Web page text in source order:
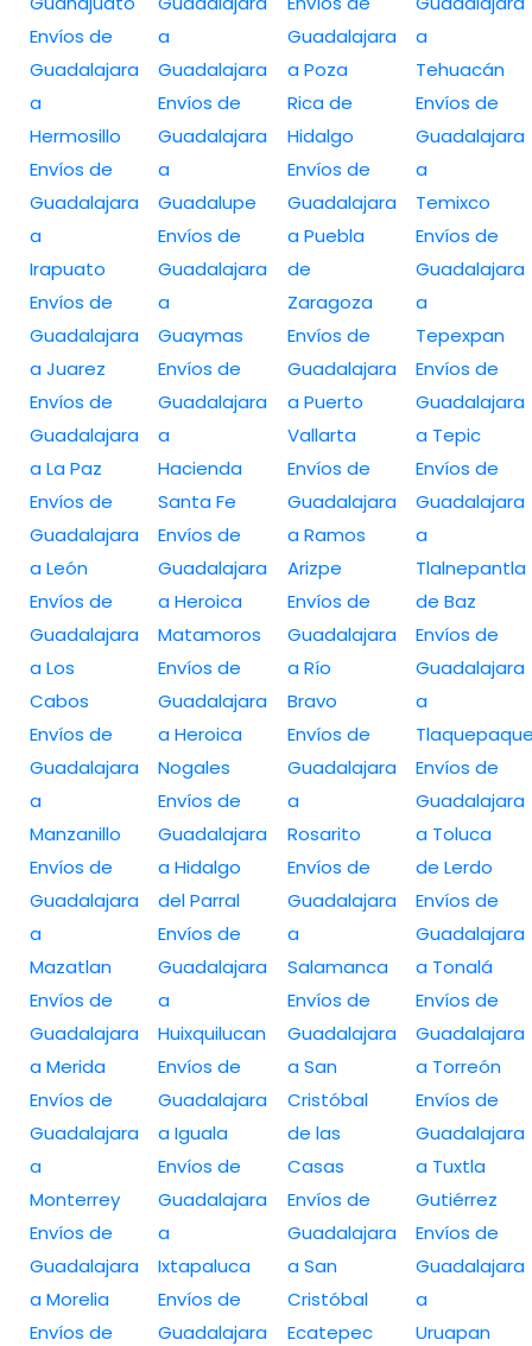
Envíos de
Guadalajara
a
Hermosillo
Envíos de
Guadalajara
a
Irapuato
Envíos de
Guadalajara
a Juarez
Envíos de
Guadalajara
a La Paz
Envíos de
Guadalajara
a León
Envíos de
Guadalajara
a Los
Cabos
Envíos de
Guadalajara
a
Manzanillo
Envíos de
Guadalajara
a
Mazatlan
Envíos de
Guadalajara
a Merida
Envíos de
Guadalajara
a
Monterrey
Envíos de
Guadalajara
a Morelia
Envíos de
a
Guadalajara
Envíos de
Guadalajara
a
Guadalupe
Envíos de
Guadalajara
a
Guaymas
Envíos de
Guadalajara
a
Hacienda
Santa Fe
Envíos de
Guadalajara
a Heroica
Matamoros
Envíos de
Guadalajara
a Heroica
Nogales
Envíos de
Guadalajara
a Hidalgo
del Parral
Envíos de
Guadalajara
a
Huixquilucan
Envíos de
Guadalajara
a Iguala
Envíos de
Guadalajara
a
Ixtapaluca
Envíos de
Guadalajara
Guadalajara
a Poza
Rica de
Hidalgo
Envíos de
Guadalajara
a Puebla
de
Zaragoza
Envíos de
Guadalajara
a Puerto
Vallarta
Envíos de
Guadalajara
a Ramos
Arizpe
Envíos de
Guadalajara
a Río
Bravo
Envíos de
Guadalajara
a
Rosarito
Envíos de
Guadalajara
a
Salamanca
Envíos de
Guadalajara
a San
Cristóbal
de las
Casas
Envíos de
Guadalajara
a San
Cristóbal
Ecatepec
a
Tehuacán
Envíos de
Guadalajara
a
Temixco
Envíos de
Guadalajara
a
Tepexpan
Envíos de
Guadalajara
a Tepic
Envíos de
Guadalajara
a
Tlalnepantla
de Baz
Envíos de
Guadalajara
a
Envíos de
Guadalajara
a Toluca
de Lerdo
Envíos de
Guadalajara
a Tonalá
Envíos de
Guadalajara
a Torreón
Envíos de
Guadalajara
a Tuxtla
Gutiérrez
Envíos de
Guadalajara
a
Uruapan